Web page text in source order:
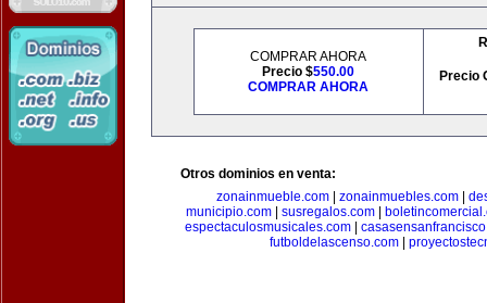
COMPRAR AHORA
Precio $550.00
COMPRAR AHORA
Precio
Otros dominios en venta:
zonainmueble.com
zonainmuebles.com
municipio.com| susregalos.com|
espectaculosmusicales.com|
futboldelascenso.com